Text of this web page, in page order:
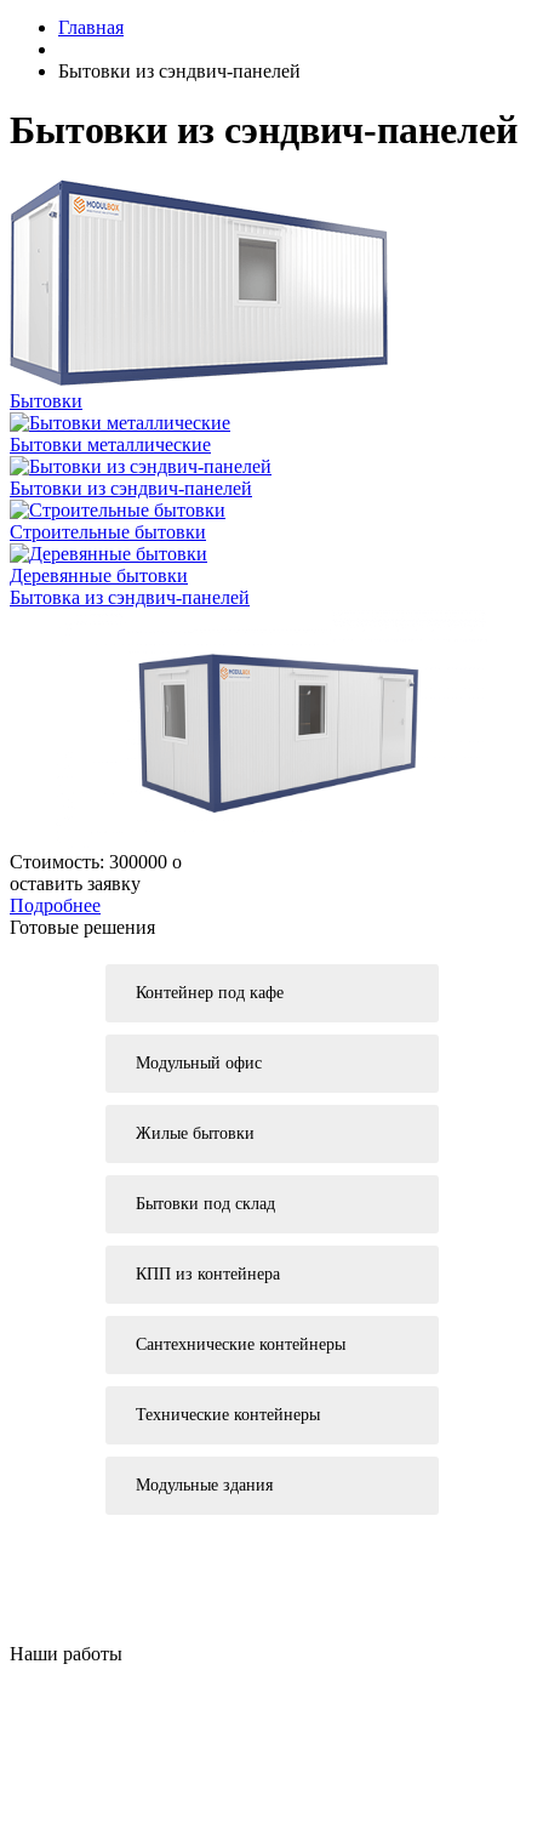
Главная
Бытовки из сэндвич-панелей
Бытовки из сэндвич-панелей
Бытовки
Бытовки металлические
Бытовки из сэндвич-панелей
Строительные бытовки
Деревянные бытовки
Бытовка из сэндвич-панелей
Стоимость: 300000 o
оставить заявку
Подробнее
Готовые решения
Контейнер под кафе
Модульный офис
Жилые бытовки
Бытовки под склад
КПП из контейнера
Сантехнические контейнеры
Технические контейнеры
Модульные здания
Наши работы